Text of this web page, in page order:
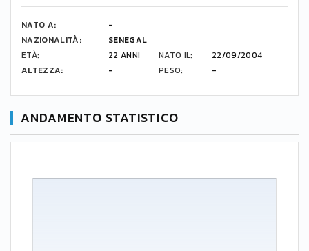
NATO A:
-
NAZIONALITÀ:
SENEGAL
ETÀ:
22 ANNI NATO IL:
22/09/2004
ALTEZZA:
- PESO: -
ANDAMENTO STATISTICO